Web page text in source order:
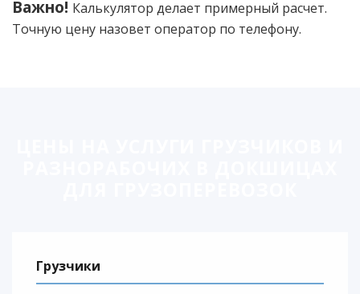
Важно! Калькулятор делает примерный расчет.
Точную цену назовет оператор по телефону.
Грузчики